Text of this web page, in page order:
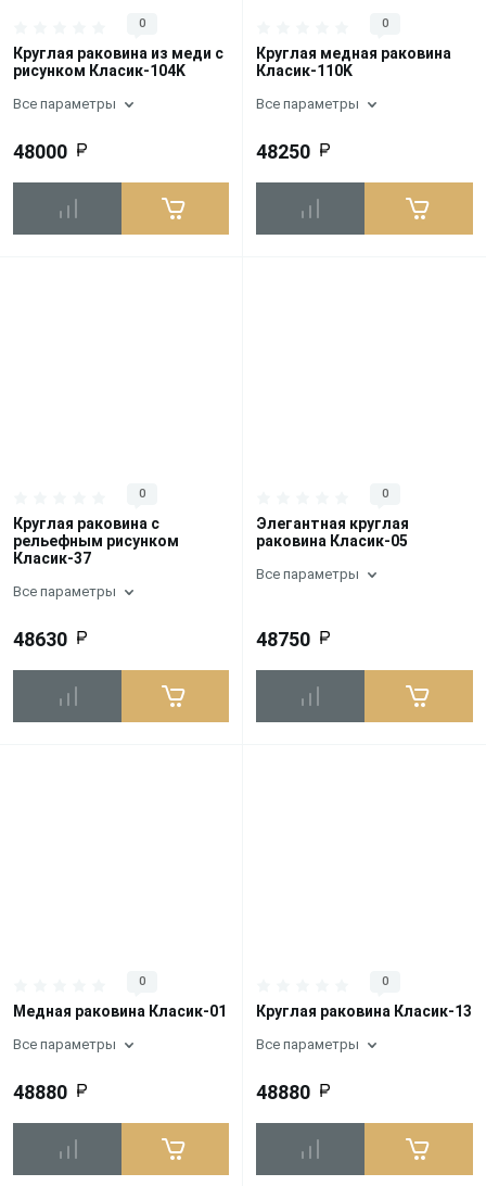
0
Круглая раковина из меди с
рисунком Класик-104K
Все параметры
48000
0
Круглая медная раковина
Класик-110K
Все параметры
48250
0
Круглая раковина с
рельефным рисунком
Класик-37
Все параметры
48630
0
Элегантная круглая
раковина Класик-05
Все параметры
48750
0
Медная раковина Класик-01
Все параметры
48880
0
Круглая раковина Класик-13
Все параметры
48880